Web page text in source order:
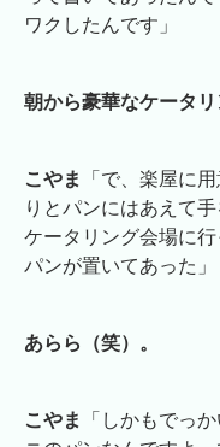
ワクしたんです」
朝から豪華なケータリ
こやま
「で、楽屋に
りとパンにはあえて
ケータリング会場に
パンが置いてあった」
あらら（笑）。
こやま
「しかもでっ